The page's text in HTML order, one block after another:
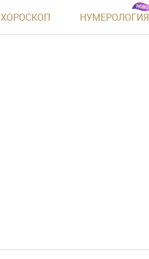
ХОРОСКОП НУМЕРОЛОГИЯ